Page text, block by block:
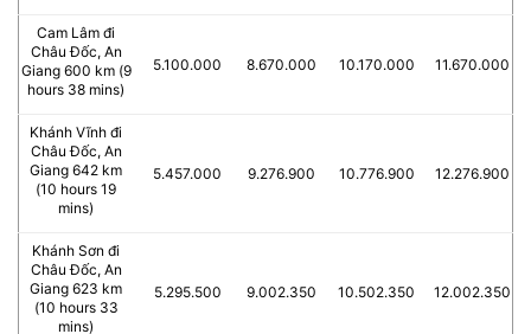
Cam Lâm đi
Châu Đốc, An
Giang 600 km (9
hours 38 mins)
5.100.000 8.670.000 10.170.000 11.670.000
Khánh Vĩnh đi
Châu Đốc, An
Giang 642 km
(10 hours 19
mins)
5.457.000 9.276.900 10.776.900 12.276.900
Khánh Sơn đi
Châu Đốc, An
Giang 623 km
(10 hours 33
mins)
5.295.500 9.002.350 10.502.350 12.002.350